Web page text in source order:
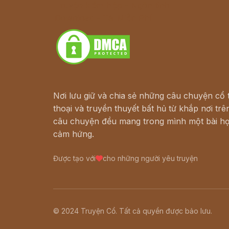
Nơi lưu giữ và chia sẻ những câu chuyện cổ
thoại và truyền thuyết bất hủ từ khắp nơi
câu chuyện đều mang trong mình một bài
cảm hứng.
Được tạo với cho những người yêu truyện
© 2024 Truyện Cổ. Tất cả quyền được bảo lưu.